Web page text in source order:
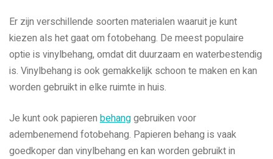
Er zijn verschillende soorten materialen waaruit je kunt
kiezen als het gaat om fotobehang. De meest populaire
optie is vinylbehang, omdat dit duurzaam en waterbestendig
is. Vinylbehang is ook gemakkelijk schoon te maken en kan
worden gebruikt in elke ruimte in huis.
Je kunt ook papieren behanggebruiken voor
adembenemend fotobehang. Papieren behang is vaak
goedkoper dan vinylbehang en kan worden gebruikt in